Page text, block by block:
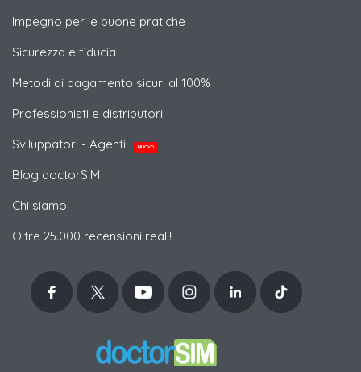
Impegno per le buone pratiche
Sicurezza e fiducia
Metodi di pagamento sicuri al 100%
Professionisti e distributori
Sviluppatori - Agenti
NUOVO
Blog doctorSIM
Chi siamo
Oltre 25.000 recensioni reali!